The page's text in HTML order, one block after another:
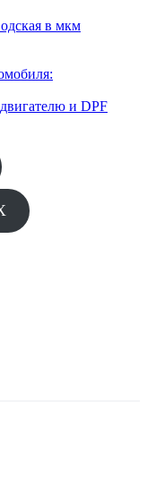
в мкм
и DPF